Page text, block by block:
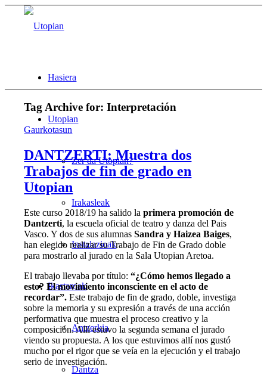
Hasiera
Utopian
Zer da Utopian?
Irakasleak
Instalazioak
Ikastaroak
Antzerkia
Dantza
Tag Archive for:Interpretación
Gaurkotasun
DANTZERTI: Muestra dos
Trabajos de fin de grado en
Utopian
Este curso 2018/19 ha salido laprimera promoción de
Dantzerti, la escuela oficial de teatro y danza del Pais
Vasco. Y dos de sus alumnasSandra y Haizea Baiges,
han elegido realizar su Trabajo de Fin de Grado doble
para mostrarlo al jurado en la Sala Utopian Aretoa.
El trabajo llevaba por título:“¿Cómo hemos llegado a
esto? El movimiento inconsciente en el acto de
recordar”. Este trabajo de fin de grado, doble, investiga
sobre la memoria y su expresión a través de una acción
performativa que muestra el proceso creativo y la
composición. Allí estuvo la segunda semana el jurado
viendo su propuesta. A los que estuvimos allí nos gustó
mucho por el rigor que se veía en la ejecución y el trabajo
serio de investigación.